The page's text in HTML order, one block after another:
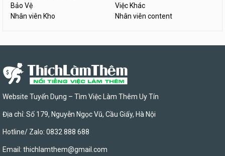
Bảo Vệ
Việc Khác
Nhân viên Kho
Nhân viên content
Website Tuyển Dụng – Tìm Việc Làm Thêm Uy Tín
Địa chỉ: Số 179, Nguyễn Ngọc Vũ, Cầu Giấy, Hà Nội
Hotline/ Zalo: 0832 888 688
Email: thichlamthem@gmail.com